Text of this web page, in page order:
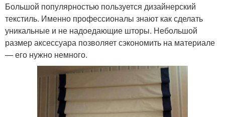
Большой популярностью пользуется дизайнерский
текстиль. Именно профессионалы знают как сделать
уникальные и не надоедающие шторы. Небольшой
размер аксессуара позволяет сэкономить на материале
— его нужно немного.